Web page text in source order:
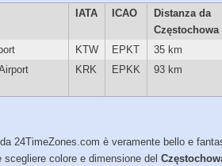
IATA ICAO
Distanza da
Częstochowa
KTW EPKT
35 km
KRK EPKK 93 km
24TimeZones.com è veramente bello e
scegliere colore e dimensione del